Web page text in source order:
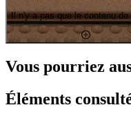
Il n'y a pas que le contenu
Vous pourriez
Éléments